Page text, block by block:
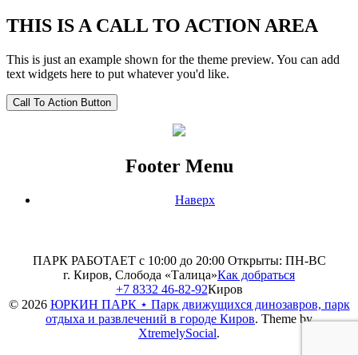
THIS IS A CALL TO ACTION AREA
This is just an example shown for the theme preview. You can add
text widgets here to put whatever you'd like.
Call To Action Button
Footer Menu
Наверх
ПАРК РАБОТАЕТ с 10:00 до 20:00 Открыты: ПН-ВС
г. Киров, Слобода «Талица»Как добраться
+7 8332 46-82-92Киров
© 2026 ЮРКИН ПАРК ⋆ Парк движущихся динозавров, парк
отдыха и развлечений в городе Киров. Theme by
XtremelySocial.